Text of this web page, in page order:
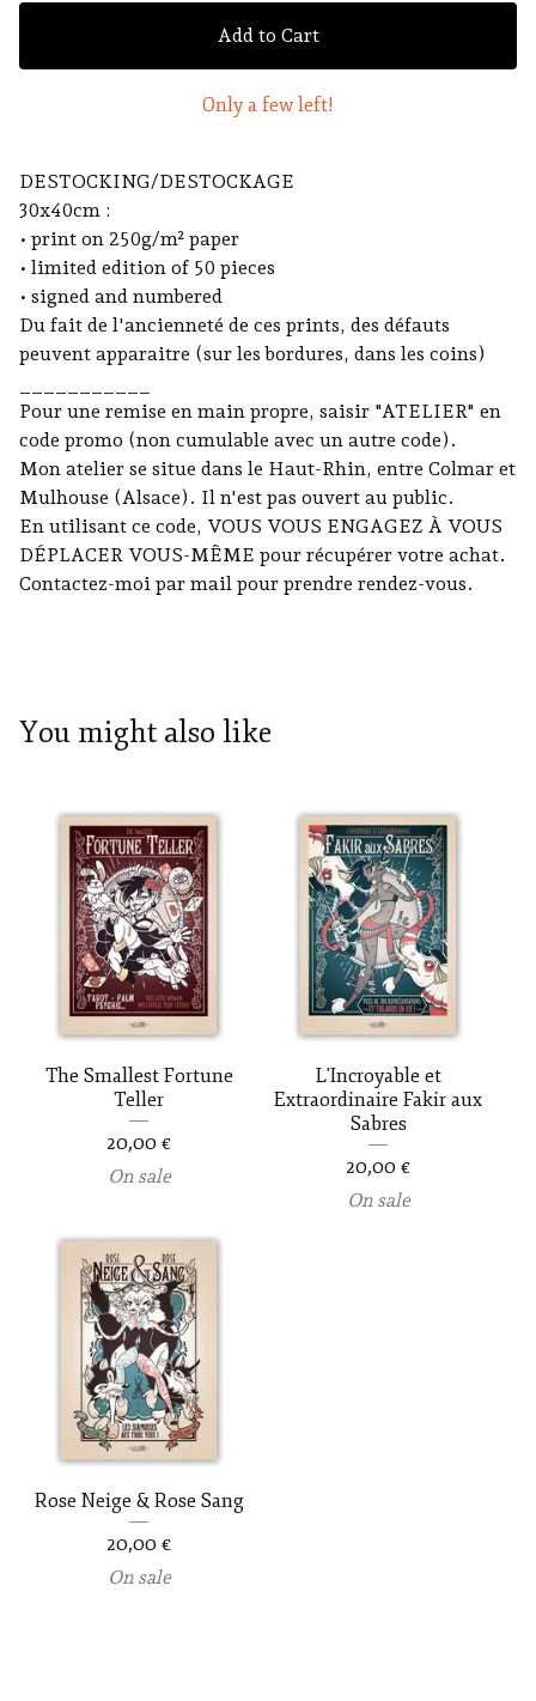
Add to Cart
Only a few left!
DESTOCKING/DESTOCKAGE
30x40cm :
• print on 250g/m² paper
• limited edition of 50 pieces
• signed and numbered
Du fait de l'ancienneté de ces prints, des défauts
peuvent apparaitre (sur les bordures, dans les coins)
Pour une remise en main propre, saisir "ATELIER" en
code promo (non cumulable avec un autre code).
Mon atelier se situe dans le Haut-Rhin, entre Colmar et
Mulhouse (Alsace). Il n'est pas ouvert au public.
En utilisant ce code, VOUS VOUS ENGAGEZ À VOUS
DÉPLACER VOUS-MÊME pour récupérer votre achat.
Contactez-moi par mail pour prendre rendez-vous.
You might also like
The Smallest Fortune
Teller
20,00 €
On sale
L'Incroyable et
Extraordinaire Fakir aux
Sabres
20,00 €
On sale
Rose Neige & Rose Sang
20,00 €
On sale